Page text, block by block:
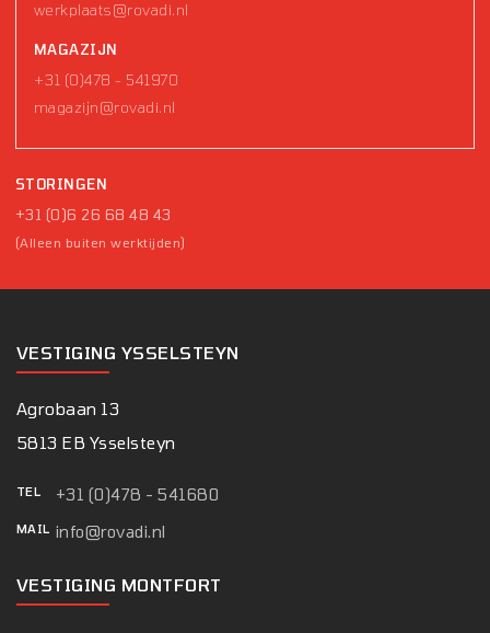
werkplaats@rovadi.nl
MAGAZIJN
+31 (0)478 - 541970
magazijn@rovadi.nl
STORINGEN
+31 (0)6 26 68 48 43
(Alleen buiten werktijden)
VESTIGING YSSELSTEYN
Agrobaan 13
5813 EB Ysselsteyn
TEL +31 (0)478 - 541680
MAIL info@rovadi.nl
VESTIGING MONTFORT